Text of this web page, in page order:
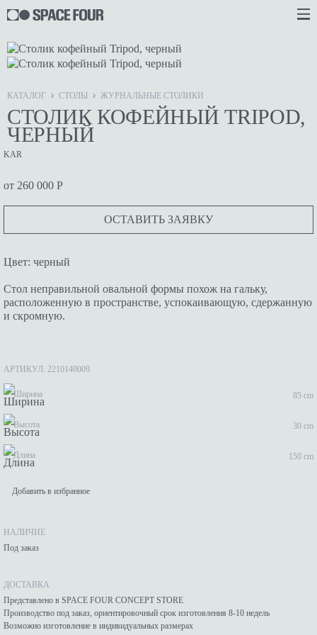
КАТАЛОГ СТОЛЫ ЖУРНАЛЬНЫЕ СТОЛИКИ
СТОЛИК КОФЕЙНЫЙ TRIPOD,
ЧЕРНЫЙ
KAR
от 260 000 Р
ОСТАВИТЬ ЗАЯВКУ
Цвет: черный
Стол неправильной овальной формы похож на гальку,
расположенную в пространстве, успокаивающую, сдержанную
и скромную.
АРТИКУЛ: 2210140009
Ширина 85 cm
Высота 30 cm
Длина 150 cm
Добавить в избранное
НАЛИЧИЕ
Под заказ
ДОСТАВКА
Представлено в SPACE FOUR CONCEPT STORE
Производство под заказ, ориентировочный срок изготовления 8-10 недель
Возможно изготовление в индивидуальных размерах